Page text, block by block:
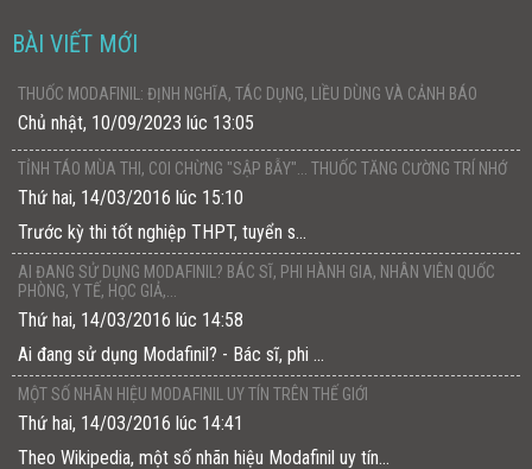
BÀI VIẾT MỚI
THUỐC MODAFINIL: ĐỊNH NGHĨA, TÁC DỤNG, LIỀU DÙNG VÀ CẢNH BÁO
Chủ nhật, 10/09/2023 lúc 13:05
TỈNH TÁO MÙA THI, COI CHỪNG "SẬP BẪY"... THUỐC TĂNG CƯỜNG TRÍ NHỚ
Thứ hai, 14/03/2016 lúc 15:10
Trước kỳ thi tốt nghiệp THPT, tuyển s...
AI ĐANG SỬ DỤNG MODAFINIL? BÁC SĨ, PHI HÀNH GIA, NHÂN VIÊN QUỐC
PHÒNG, Y TẾ, HỌC GIẢ,...
Thứ hai, 14/03/2016 lúc 14:58
Ai đang sử dụng Modafinil? - Bác sĩ, phi ...
MỘT SỐ NHÃN HIỆU MODAFINIL UY TÍN TRÊN THẾ GIỚI
Thứ hai, 14/03/2016 lúc 14:41
Theo Wikipedia, một số nhãn hiệu Modafinil uy tín...